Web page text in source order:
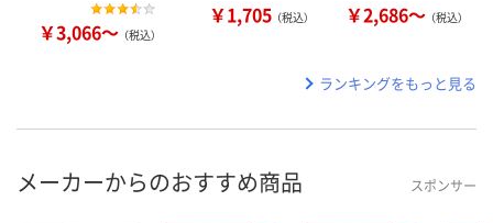
￥3,066～ （税込）
￥1,705 （税込） ￥2,686～ （税込）
ランキングをもっと見る
メーカーからのおすすめ商品 スポンサー